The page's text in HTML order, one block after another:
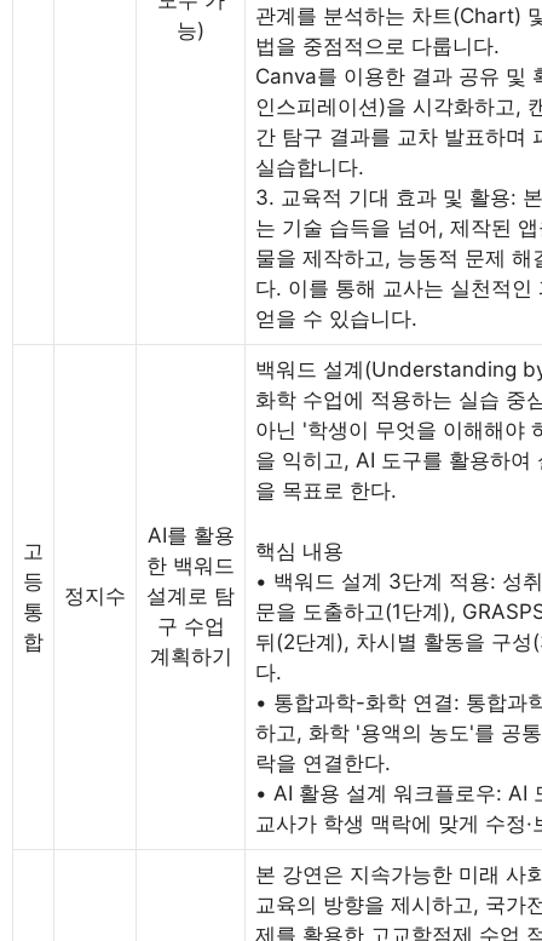
능)
관계를 분석하는 차트(Chart)
법을 중점적으로 다룹니다.
Canva를 이용한 결과 공유 및
인스피레이션)을 시각화하고,
간 탐구 결과를 교차 발표하며
실습합니다.
3. 교육적 기대 효과 및 활용:
는 기술 습득을 넘어, 제작된
물을 제작하고, 능동적 문제
다. 이를 통해 교사는 실천적
얻을 수 있습니다.
고
등
통
합
정지수
AI를 활용
한 백워드
설계로 탐
구 수업
계획하기
백워드 설계(Understanding
화학 수업에 적용하는 실습 중
아닌 '학생이 무엇을 이해해야
을 익히고, AI 도구를 활용하
을 목표로 한다.
핵심 내용
• 백워드 설계 3단계 적용: 성
문을 도출하고(1단계),
뒤(2단계), 차시별 활동을 구
다.
• 통합과학-화학 연결: 통합과
하고, 화학 '용액의 농도'를 공
락을 연결한다.
• AI 활용 설계 워크플로우: AI
교사가 학생 맥락에 맞게 수정
본 강연은 지속가능한 미래 사
교육의 방향을 제시하고, 국가
제를 활용한 고교학점제 수업